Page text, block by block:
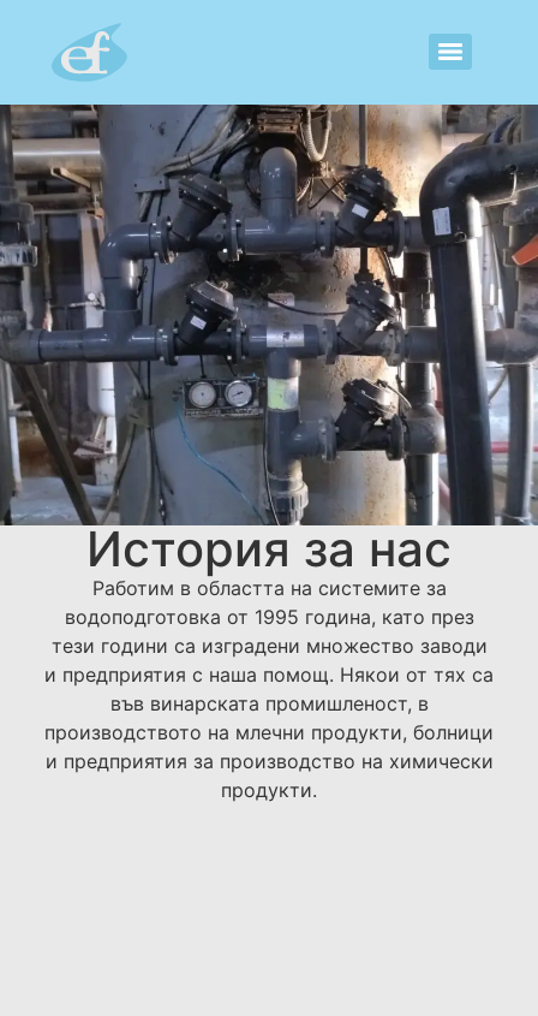
История за нас
Работим в областта на системите за
водоподготовка от 1995 година, като през
тези години са изградени множество заводи
и предприятия с наша помощ. Някои от тях са
във винарската промишленост, в
производството на млечни продукти, болници
и предприятия за производство на химически
продукти.